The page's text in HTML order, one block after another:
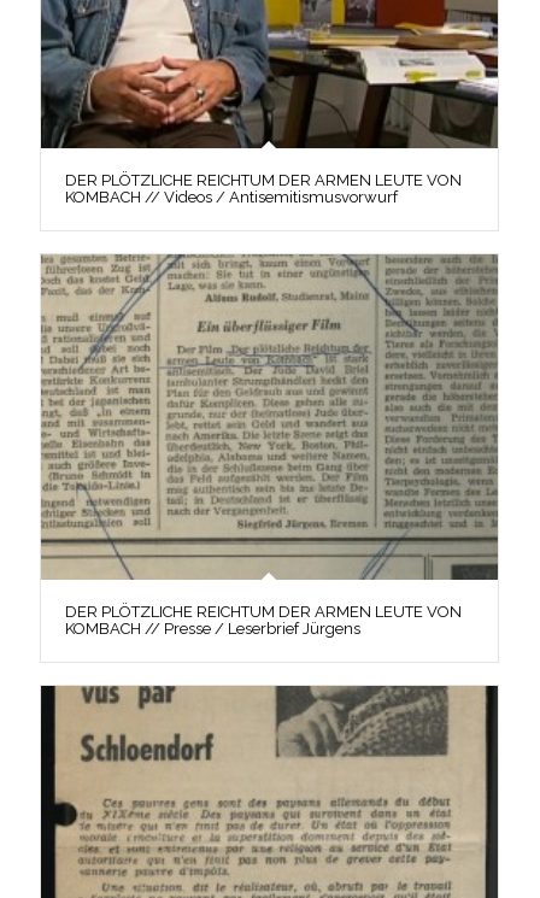
DER PLÖTZLICHE REICHTUM DER ARMEN LEUTE VON
KOMBACH // Videos / Antisemitismusvorwurf
DER PLÖTZLICHE REICHTUM DER ARMEN LEUTE VON
KOMBACH // Presse / Leserbrief Jürgens